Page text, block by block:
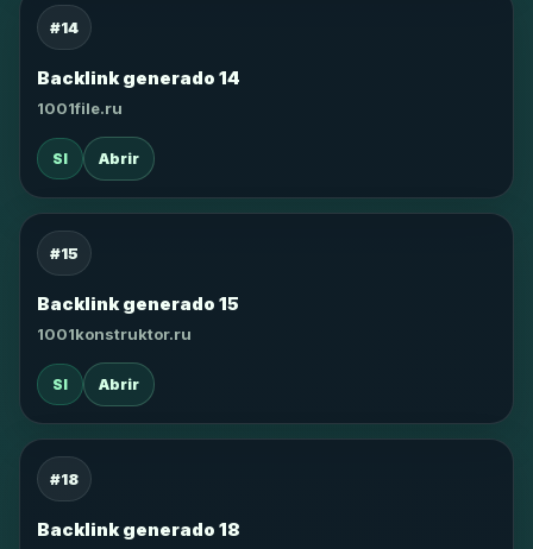
#14
Backlink generado 14
1001file.ru
SI Abrir
#15
Backlink generado 15
1001konstruktor.ru
SI Abrir
#18
Backlink generado 18